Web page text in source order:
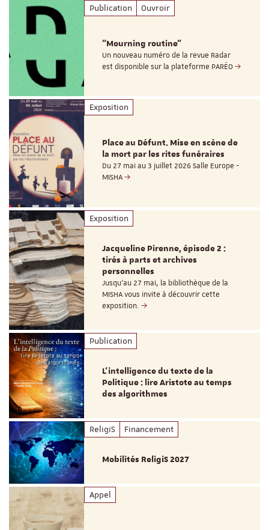
Publication Ouvroir
"Mourning routine"
Un nouveau numéro de la revue Radar
est disponible sur la plateforme PARÉO
Exposition
Place au Défunt. Mise en scène de
la mort par les rites funéraires
Du 27 mai au 3 juillet 2026 Salle Europe -
MISHA
Exposition
Jacqueline Pirenne, épisode 2 :
tirés à parts et archives
personnelles
Jusqu’au 27 mai, la bibliothèque de la
MISHA vous invite à découvrir cette
exposition.
Publication
L’intelligence du texte de la
Politique : lire Aristote au temps
des algorithmes
ReligiS Financement
Mobilités ReligiS 2027
Appel